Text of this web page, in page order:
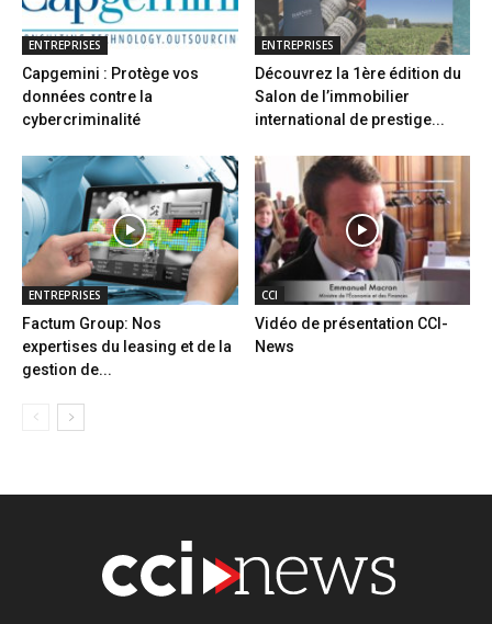
ENTREPRISES
Capgemini : Protège vos
données contre la
cybercriminalité
ENTREPRISES
Découvrez la 1ère édition du
Salon de l’immobilier
international de prestige...
ENTREPRISES
Factum Group: Nos
expertises du leasing et de la
gestion de...
CCI
Vidéo de présentation CCI-
News